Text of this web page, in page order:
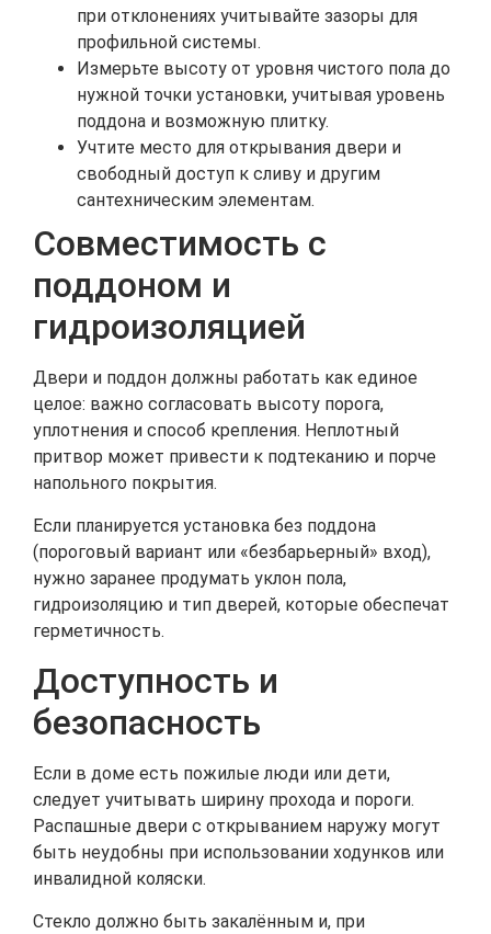
при отклонениях учитывайте зазоры для
профильной системы.
Измерьте высоту от уровня чистого пола до
нужной точки установки, учитывая уровень
поддона и возможную плитку.
Учтите место для открывания двери и
свободный доступ к сливу и другим
сантехническим элементам.
Совместимость с
поддоном и
гидроизоляцией
Двери и поддон должны работать как единое
целое: важно согласовать высоту порога,
уплотнения и способ крепления. Неплотный
притвор может привести к подтеканию и порче
напольного покрытия.
Если планируется установка без поддона
(пороговый вариант или «безбарьерный» вход),
нужно заранее продумать уклон пола,
гидроизоляцию и тип дверей, которые обеспечат
герметичность.
Доступность и
безопасность
Если в доме есть пожилые люди или дети,
следует учитывать ширину прохода и пороги.
Распашные двери с открыванием наружу могут
быть неудобны при использовании ходунков или
инвалидной коляски.
Стекло должно быть закалённым и, при